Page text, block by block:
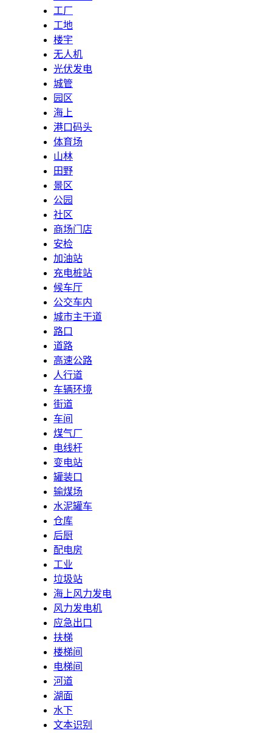
工厂
工地
楼宇
无人机
光伏发电
城管
园区
海上
港口码头
体育场
山林
田野
景区
公园
社区
商场门店
安检
加油站
充电桩站
候车厅
公交车内
城市主干道
路口
道路
高速公路
人行道
车辆环境
街道
车间
煤气厂
电线杆
变电站
罐装口
输煤场
水泥罐车
仓库
后厨
配电房
工业
垃圾站
海上风力发电
风力发电机
应急出口
扶梯
楼梯间
电梯间
河道
湖面
水下
文本识别